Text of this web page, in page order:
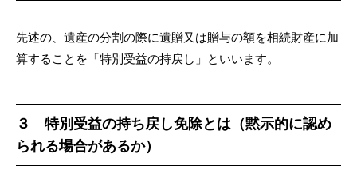
先述の、遺産の分割の際に遺贈又は贈与の額を相続財産に加
算することを「特別受益の持戻し」といいます。
３ 特別受益の持ち戻し免除とは（黙示的に認め
られる場合があるか）